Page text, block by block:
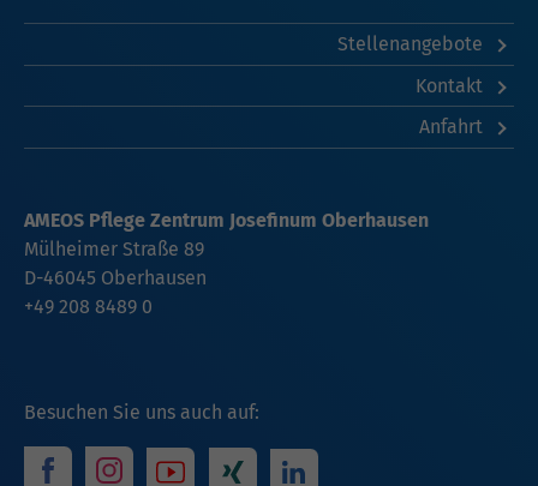
Stellenangebote
Kontakt
Anfahrt
Besuchen Sie uns auch auf:
AMEOS Pflege Zentrum Josefinum Oberhausen
Mülheimer Straße 89
D-46045 Oberhausen
+49 208 8489 0